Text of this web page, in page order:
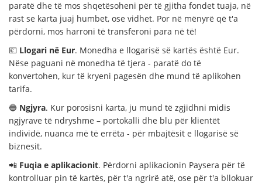
paratë dhe të mos shqetësoheni për të gjitha fondet tuaja, në
rast se karta juaj humbet, ose vidhet. Por në mënyrë që t'a
përdorni, mos harroni të transferoni para në të!
💶 Llogari në Eur. Monedha e llogarisë së kartës është Eur.
Nëse paguani në monedha të tjera - paratë do të
konvertohen, kur të kryeni pagesën dhe mund të aplikohen
tarifa.
🔵 Ngjyra. Kur porosisni karta, ju mund të zgjidhni midis
ngjyrave të ndryshme – portokalli dhe blu për klientët
individë, nuanca më të errëta - për mbajtësit e llogarisë së
biznesit.
📲 Fuqia e aplikacionit. Përdorni aplikacionin Paysera për të
kontrolluar pin të kartës, për t'a ngrirë atë, ose për t'a bllokuar